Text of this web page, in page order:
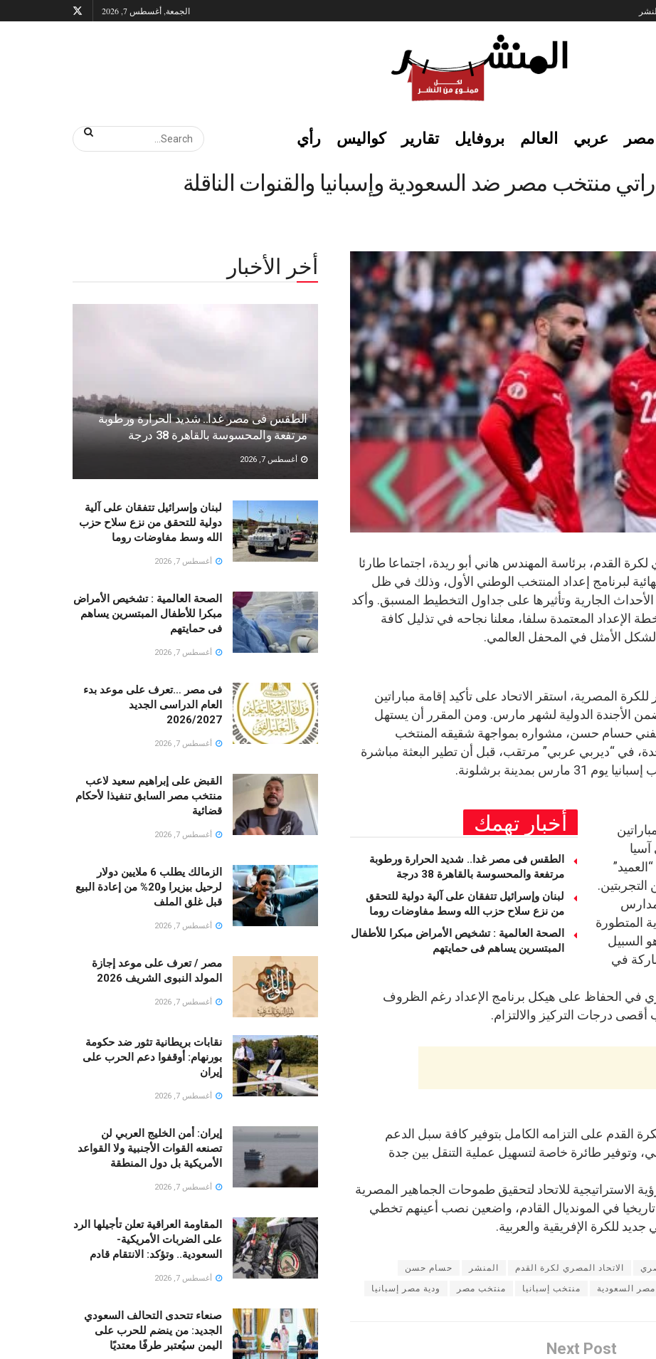
الجمعة, أغسطس 7, 2026
عربي العالم بروفايل تقارير كواليس رأي
منتخب مصر ضد السعودية وإسبانيا والقنوات الناقلة
القدم، برئاسة المهندس هاني أبو ريدة، اجتماعا طارئا
لبرنامج إعداد المنتخب الوطني الأول، وذلك في ظل
الجارية وتأثيرها على جداول التخطيط المسبق. وأكد
المعتمدة سلفا، معلنا نجاحه في تذليل كافة
الأمثل في المحفل العالمي.
المصرية، استقر الاتحاد على تأكيد إقامة مباراتين
ضمن الأجندة الدولية لشهر مارس. ومن المقرر أن يستهل
الفني حسام حسن، مشواره بمواجهة شقيقه المنتخب
بمدينة جدة، في “ديربي عربي” مرتقب، قبل أن تطير البعثة مباشرة
بمدينة برشلونة.
أخبار تهمك
الطقس فى مصر غدا.. شديد الحرارة ورطوبة
مرتفعة والمحسوسة بالقاهرة 38 درجة
لبنان وإسرائيل تتفقان على آلية دولية للتحقق
من نزع سلاح حزب الله وسط مفاوضات روما
الصحة العالمية : تشخيص الأمراض مبكرا للأطفال
المبتسرين يساهم فى حمايتهم
المتطورة
السبيل
في
في الحفاظ على هيكل برنامج الإعداد رغم الظروف
أقصى درجات التركيز والالتزام.
القدم على التزامه الكامل بتوفير كافة سبل الدعم
وتوفير طائرة خاصة لتسهيل عملية التنقل بين جدة
الاستراتيجية للاتحاد لتحقيق طموحات الجماهير المصرية
في المونديال القادم، واضعين نصب أعينهم تخطي
للكرة الإفريقية والعربية.
الاتحاد المصري لكرة القدم المنشر حسام حسن
مصر السعودية منتخب إسبانيا منتخب مصر ودية مصر إسبانيا
Next Post
أخر الأخبار
الطقس فى مصر غدا.. شديد الحرارة ورطوبة
مرتفعة والمحسوسة بالقاهرة 38 درجة
أغسطس 7, 2026
لبنان وإسرائيل تتفقان على آلية
دولية للتحقق من نزع سلاح حزب
الله وسط مفاوضات روما
أغسطس 7, 2026
الصحة العالمية : تشخيص الأمراض
مبكرا للأطفال المبتسرين يساهم
فى حمايتهم
أغسطس 7, 2026
فى مصر …تعرف على موعد بدء
العام الدراسى الجديد
2026/2027
أغسطس 7, 2026
القبض على إبراهيم سعيد لاعب
منتخب مصر السابق تنفيذا لأحكام
قضائية
أغسطس 7, 2026
الزمالك يطلب 6 ملايين دولار
لرحيل بيزيرا و20% من إعادة البيع
قبل غلق الملف
أغسطس 7, 2026
مصر / تعرف على موعد إجازة
المولد النبوى الشريف 2026
أغسطس 7, 2026
نقابات بريطانية تثور ضد حكومة
بورنهام: أوقفوا دعم الحرب على
إيران
أغسطس 7, 2026
إيران: أمن الخليج العربي لن
تصنعه القوات الأجنبية ولا القواعد
الأمريكية بل دول المنطقة
أغسطس 7, 2026
المقاومة العراقية تعلن تأجيلها الرد
على الضربات الأمريكية-
السعودية.. وتؤكد: الانتقام قادم
أغسطس 7, 2026
صنعاء تتحدى التحالف السعودي
الجديد: من ينضم للحرب على
اليمن سيُعتبر طرفًا معتديًا